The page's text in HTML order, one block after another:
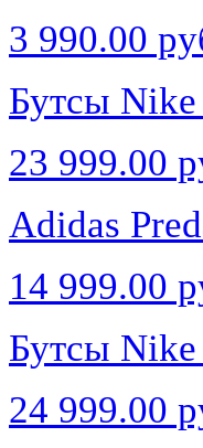
3 990.00
Бутсы
23 999.00
Adidas
14 999.00
Бутсы
24 999.00